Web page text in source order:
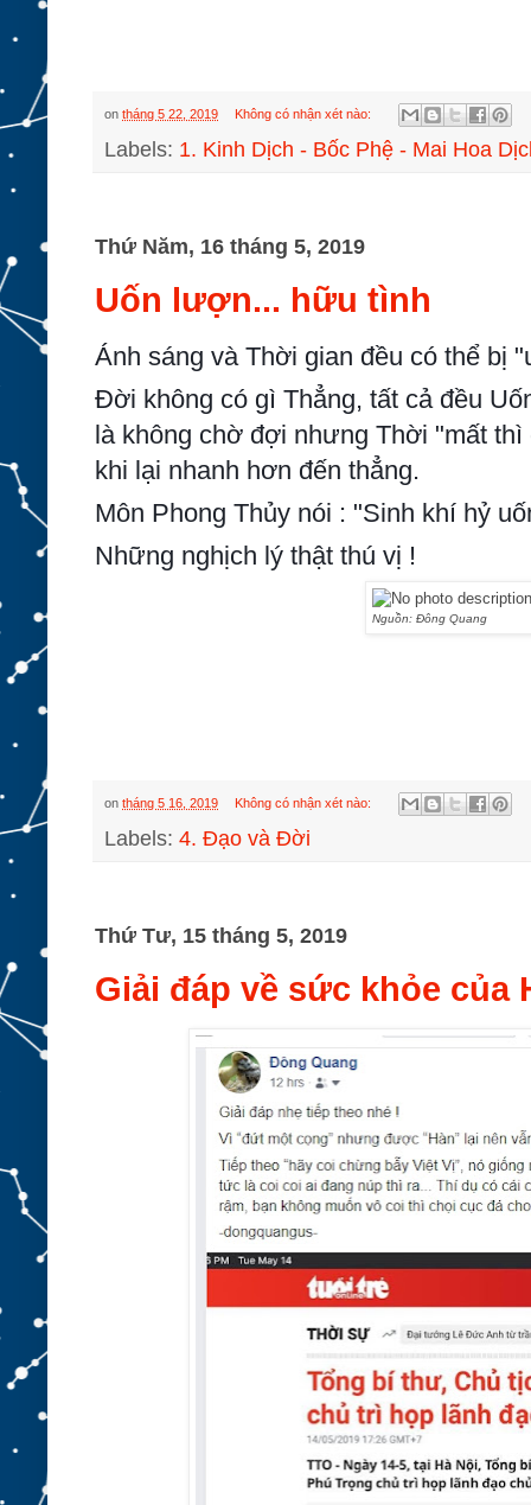
on tháng 5 22, 2019 Không có nhận xét nào:
Labels: 1. Kinh Dịch - Bốc Phệ - Mai Hoa
Thứ Năm, 16 tháng 5, 2019
Uốn lượn... hữu tình
Ánh sáng và Thời gian đều có thể bị
Đời không có gì Thẳng, tất cả đều
là không chờ đợi nhưng Thời "mất
khi lại nhanh hơn đến thẳng.
Môn Phong Thủy nói : "Sinh khí hỷ
Những nghịch lý thật thú vị !
Nguồn: Đông Quang
on tháng 5 16, 2019 Không có nhận xét nào:
Labels: 4. Đạo và Đời
Thứ Tư, 15 tháng 5, 2019
Giải đáp về sức khỏe của